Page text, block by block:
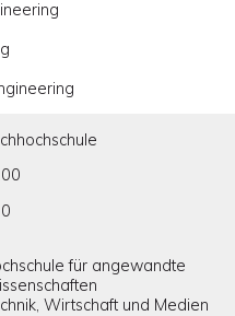
für angewandte
Wirtschaft und Medien